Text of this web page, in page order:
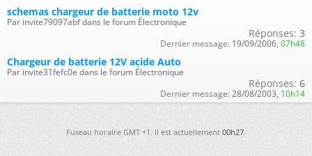
schemas chargeur de batterie moto 12v
Par invite79097abf dans le forum Électronique
Réponses: 3
Dernier message: 19/09/2006, 07h48
Chargeur de batterie 12V acide Auto
Par invite31fefc0e dans le forum Électronique
Réponses: 6
Dernier message: 28/08/2003, 10h14
Fuseau horaire GMT +1. Il est actuellement00h27.